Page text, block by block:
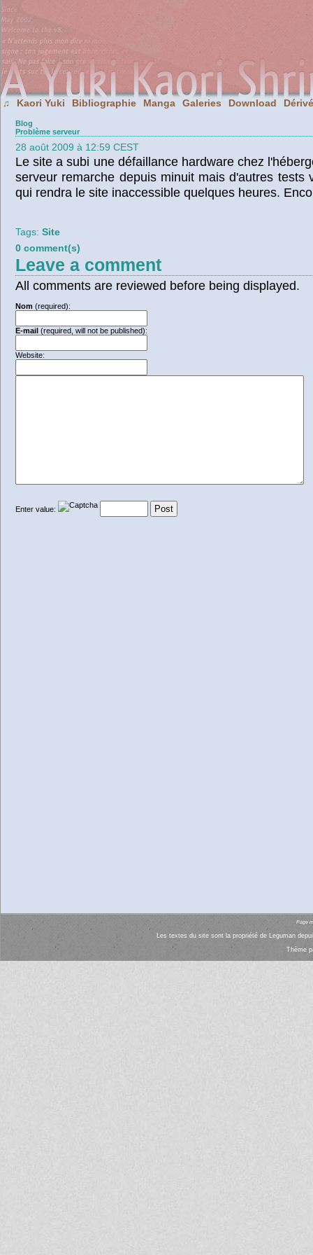
♫ Kaori Yuki Bibliographie Manga Galeries Download
Blog
Problème serveur
28 août 2009 à 12:59 CEST
Le site a subi une défaillance hardware chez
serveur remarche depuis minuit mais d'autres tests
qui rendra le site inaccessible quelques heures.
Tags: Site
0 comment(s)
Leave a comment
All comments are reviewed before being displayed.
Nom (required):
E-mail (required, will not be published):
Website:
Enter value:
Page
Les textes du site sont la propriété de Leguman
Thème